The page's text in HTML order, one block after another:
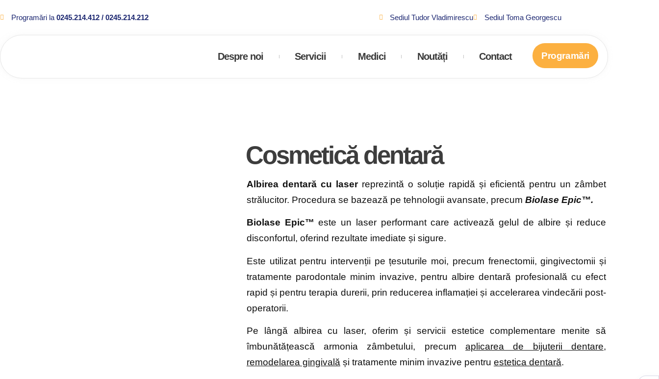
Programări la 0245.214.412 / 0245.214.212 Sediul Tudor Vladimirescu Sediul Toma Georgescu
Despre noi Servicii Medici Noutăți Contact Programări
Cosmetică dentară
A lbirea dentară cu laserreprezintă o soluție rapidă și eficientă pentru un zâmbet
strălucitor. Procedura se bazează pe tehnologii avansate, precum Biolase Epic™.
Biolase Epic™ este un laser performant care activează gelul de albire și reduce
disconfortul, oferind rezultate imediate și sigure.
Este utilizat pentru intervenții pe țesuturile moi, precum frenectomii, gingivectomii și
tratamente parodontale minim invazive, pentru albire dentară profesională cu efect
rapid și pentru terapia durerii, prin reducerea inflamației și accelerarea vindecării post-
operatorii.
Pe lângă albirea cu laser, oferim și servicii estetice complementare menite să
îmbunătățească armonia zâmbetului, precumaplicarea de bijuterii dentare,
remodelarea gingivală și tratamente minim invazive pentru estetica dentară.